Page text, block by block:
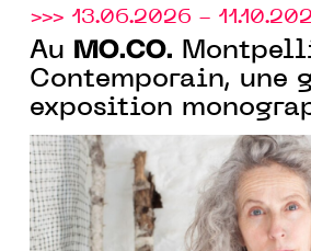
>>> 13.06.2026 -
Au MO.CO.
Contemporain, une
exposition
Kiki Smith pour ses
carrière artistique